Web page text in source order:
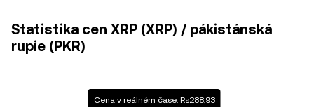
Statistika cen XRP (XRP) / pákistánská
rupie (PKR)
Cena v reálném čase: Rs288,93